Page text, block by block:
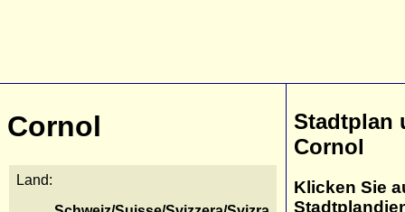
Cornol
Land:
Stadtplan
Cornol
Klicken Sie